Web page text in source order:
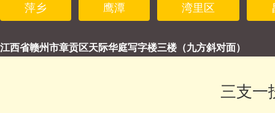
萍乡 鹰潭 湾里区
江西省赣州市章贡区天际华庭写字楼三楼（九方斜对面）
三支一